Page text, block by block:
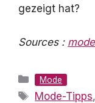
gezeigt hat?
Sources :
Kategorien
Mode
Mode-Tipps,